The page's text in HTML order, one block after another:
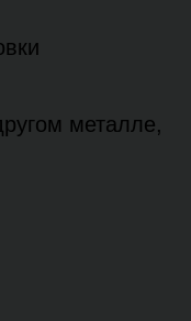
металле,